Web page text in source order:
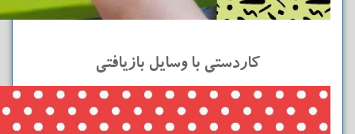
کاردستی با وسایل بازیافتی